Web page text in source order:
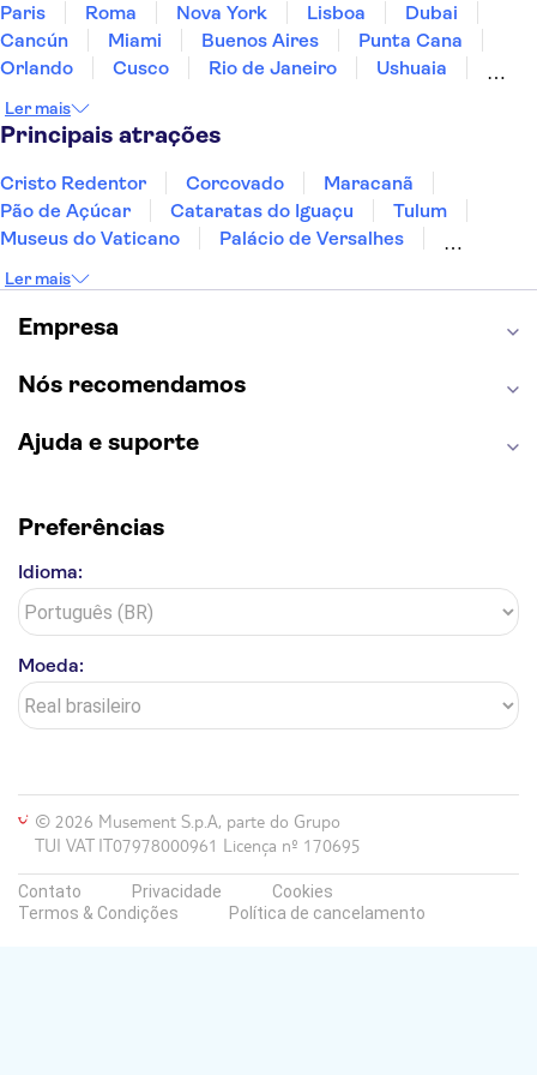
Exelsior Junior
Verde Hotel
Orka Village Hisarönü
Greenpark
Mutlu Hotel Fethiye
Marti La Perla
LAGOON HOTEL
Green Nature Resort & Spa
Marmaris Sun Apart
Grand Cettia
Emre Beach & Emre Annexe
Marmaris Park
Magic Tulip Beach Hotel
Paris Roma Nova York Lisboa
Dubai
Cancún
Miami Buenos Aires
Punta Cana
Orlando
Cusco Rio de Janeiro
Ushuaia
Fernando de Noronha
Ler mais
Principais atrações
Cristo Redentor Corcovado
Maracanã
Pão de Açúcar
Cataratas do Iguaçu
Tulum
Museus do Vaticano
Palácio de Versalhes
Museu do Louvre
Sagrada Família
Estátua da Liberdade
Torre de Belém
Discovery Cove
Ler mais
Empresa
Nós recomendamos
Ajuda e suporte
Preferências
Idioma:
Moeda:
© 2026 Musement S.p.A, parte do Grupo
TUI VAT IT07978000961 Licença nº 170695
Contato Privacidade
Cookies
Termos & Condições
Política de cancelamento